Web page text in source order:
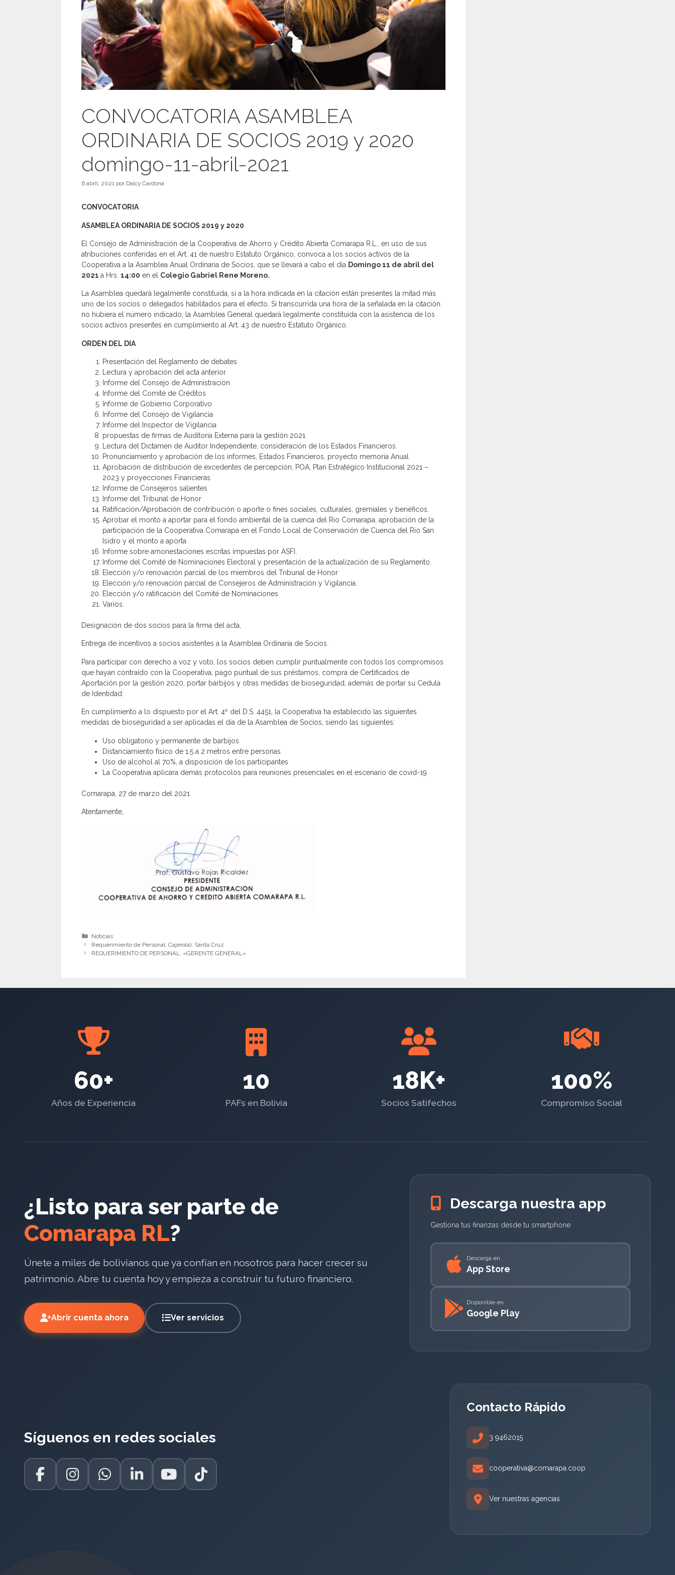
CONVOCATORIA ASAMBLEA
ORDINARIA DE SOCIOS 2019 y 2020
domingo-11-abril-2021
6 abril, 2021 por Dalcy Cardona
CONVOCATORIA
ASAMBLEA ORDINARIA DE SOCIOS 2019 y 2020
El Consejo de Administración de la Cooperativa de Ahorro y Crédito Abierta Comarapa R.L., en uso de sus
atribuciones conferidas en el Art. 41 de nuestro Estatuto Orgánico, convoca a los socios activos de la
Cooperativa a la Asamblea Anual Ordinaria de Socios, que se llevará a cabo el día Domingo 11 de abril del
2021 a Hrs. 14:00 en el Colegio Gabriel Rene Moreno.
La Asamblea quedará legalmente constituida, si a la hora indicada en la citación están presentes la mitad más
uno de los socios o delegados habilitados para el efecto. Si transcurrida una hora de la señalada en la citación
no hubiera el número indicado; la Asamblea General quedará legalmente constituida con la asistencia de los
socios activos presentes en cumplimiento al Art. 43 de nuestro Estatuto Orgánico.
ORDEN DEL DIA
Presentación del Reglamento de debates
Lectura y aprobación del acta anterior
Informe del Consejo de Administración
Informe del Comité de Créditos
Informe de Gobierno Corporativo
Informe del Consejo de Vigilancia
Informe del Inspector de Vigilancia
propuestas de firmas de Auditoria Externa para la gestión 2021
Lectura del Dictamen de Auditor Independiente, consideración de los Estados Financieros.
Pronunciamiento y aprobación de los informes, Estados Financieros, proyecto memoria Anual
Aprobación de distribución de excedentes de percepción, POA, Plan Estratégico Institucional 2021 –
2023 y proyecciones Financieras
Informe de Consejeros salientes
Informe del Tribunal de Honor
Ratificacion/Aprobación de contribución o aporte o fines sociales, culturales, gremiales y benéficos.
Aprobar el monto a aportar para el fondo ambiental de la cuenca del Rio Comarapa, aprobación de la
participación de la Cooperativa Comarapa en el Fondo Local de Conservación de Cuenca del Rio San
Isidro y el monto a aporta
Informe sobre amonestaciones escritas impuestas por ASFI.
Informe del Comité de Nominaciones Electoral y presentación de la actualización de su Reglamento.
Elección y/o renovación parcial de los miembros del Tribunal de Honor
Elección y/o renovación parcial de Consejeros de Administración y Vigilancia.
Elección y/o ratificación del Comité de Nominaciones
Varios:
Designación de dos socios para la firma del acta,
Entrega de incentivos a socios asistentes a la Asamblea Ordinaria de Socios.
Para participar con derecho a voz y voto, los socios deben cumplir puntualmente con todos los compromisos
que hayan contraído con la Cooperativa, pago puntual de sus préstamos, compra de Certificados de
Aportación por la gestión 2020, portar barbijos y otras medidas de bioseguridad, además de portar su Cedula
de Identidad.
En cumplimiento a lo dispuesto por el Art. 4º del D.S. 4451, la Cooperativa ha establecido las siguientes
medidas de bioseguridad a ser aplicadas el día de la Asamblea de Socios, siendo las siguientes:
Uso obligatorio y permanente de barbijos
Distanciamiento físico de 1.5 a 2 metros entre personas
Uso de alcohol al 70%, a disposición de los participantes
La Cooperativa aplicara demás protocolos para reuniones presenciales en el escenario de covid-19
Comarapa, 27 de marzo del 2021
Atentamente,
Categorías
Noticias
Requerimiento de Personal, Cajero(a), Santa Cruz
REQUERIMIENTO DE PERSONAL, «GERENTE GENERAL»
60+
Años de Experiencia
10
PAFs en Bolivia
18K+
Socios Satifechos
100%
Compromiso Social
¿Listo para ser parte de
Comarapa RL?
Únete a miles de bolivianos que ya confían en nosotros para hacer crecer su
patrimonio. Abre tu cuenta hoy y empieza a construir tu futuro financiero.
Abrir cuenta ahora Ver servicios
Descarga nuestra app
Gestiona tus finanzas desde tu smartphone
Descarga en
App Store
Disponible en
Google Play
Síguenos en redes sociales
Contacto Rápido
3 9462015
cooperativa@comarapa.coop
Ver nuestras agencias